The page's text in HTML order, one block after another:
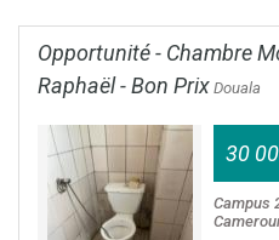
Opportunité - Chambre
Raphaël - Bon Prix Douala
30
Campus